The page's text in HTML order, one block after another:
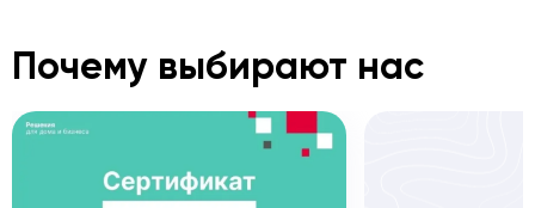
Почему выбирают нас